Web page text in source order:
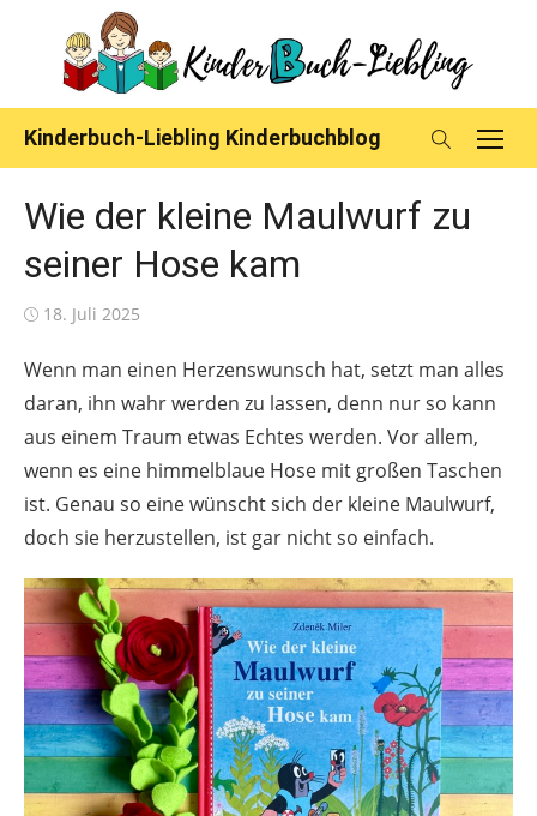
content
Kinderbuch-Liebling Kinderbuchblog
Wie der kleine Maulwurf zu
seiner Hose kam
Posted
18. Juli 2025
Wenn man einen Herzenswunsch hat, setzt man alles
daran, ihn wahr werden zu lassen, denn nur so kann
aus einem Traum etwas Echtes werden. Vor allem,
wenn es eine himmelblaue Hose mit großen Taschen
ist. Genau so eine wünscht sich der kleine Maulwurf,
doch sie herzustellen, ist gar nicht so einfach.